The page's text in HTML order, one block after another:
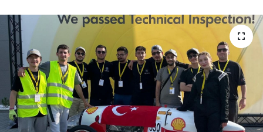
Kültür Sanat
Tarihçe
Resmi İlanlar
Söyleşi
Haber Arşivi